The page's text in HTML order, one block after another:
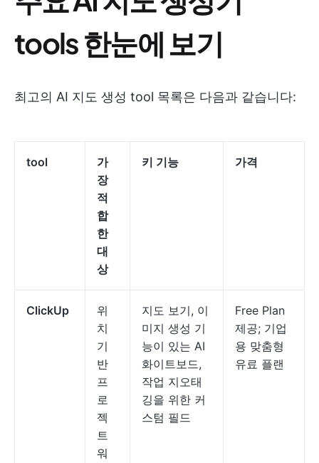
tools 한눈에 보기
최고의 AI 지도 생성 tool 목록은 다음과 같습니다:
tool
가
장
적
합
한
대
상
키 기능 가격
ClickUp
위
치
기
반
프
로
젝
트
워
지도 보기, 이
미지 생성 기
능이 있는 AI
화이트보드,
작업 지오태
깅을 위한 커
스텀 필드
Free Plan
제공; 기업
용 맞춤형
유료 플랜